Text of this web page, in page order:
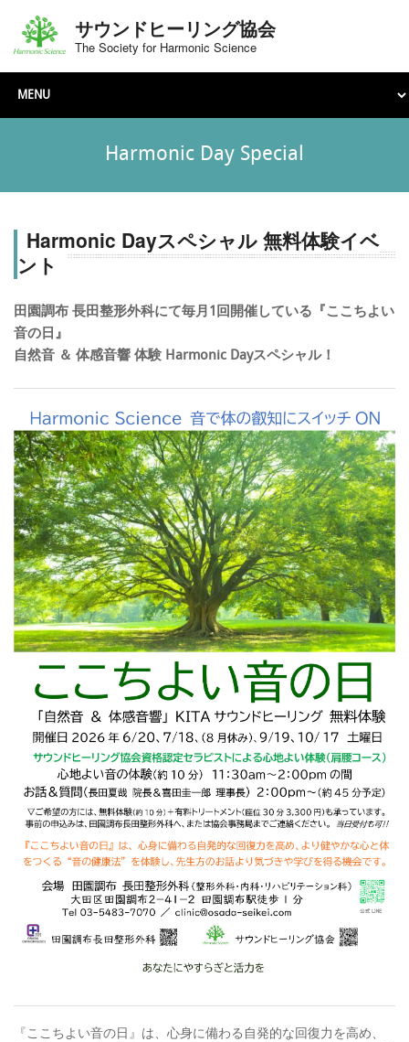
サウンドヒーリング協会
The Society for Harmonic Science
Harmonic Day Special
Harmonic Dayスペシャル 無料体験イベ
ント
田園調布 長田整形外科にて毎月1回開催している『ここちよい
音の日』
自然音 ＆ 体感音響 体験 Harmonic Dayスペシャル！
『ここちよい音の日』は、心身に備わる自発的な回復力を高め、